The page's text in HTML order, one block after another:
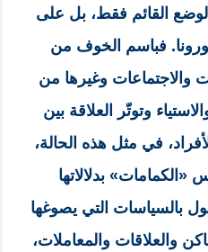
القائم فقط، بل على
فباسم الخوف من
والاجتماعات وغيرها من
وتوتّر العلاقة بين
في مثل هذه الحالة،
«الكمامات» بدلالاتها
بالسياسات التي يصوغها
والعلاقات والمعاملات،